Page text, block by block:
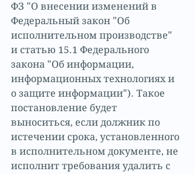
ФЗ "О внесении изменений в
Федеральный закон "Об
исполнительном производстве"
и статью 15.1 Федерального
закона "Об информации,
информационных технологиях и
о защите информации"). Такое
постановление будет
выноситься, если должник по
истечении срока, установленного
в исполнительном документе, не
исполнит требования удалить с